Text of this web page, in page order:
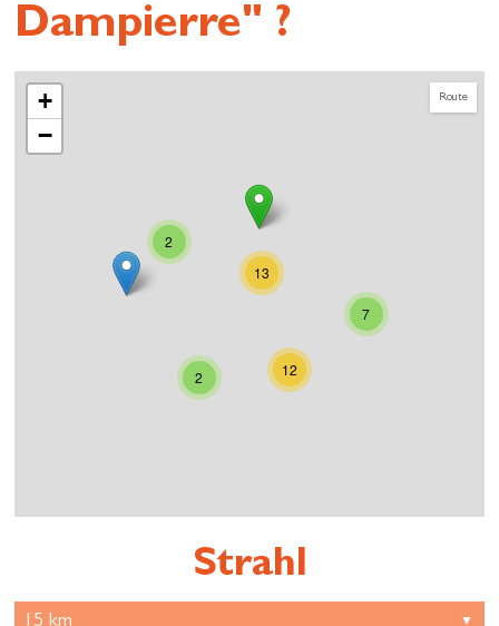
Dampierre" ?
Route
2 12
7
2
13
+
−
Strahl